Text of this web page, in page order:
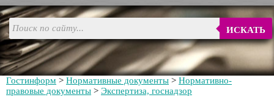
ИСКАТЬ
Гостинформ > Нормативные документы > Нормативно-
правовые документы > Экспертиза, госнадзор